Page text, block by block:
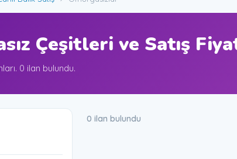
Çeşitleri ve Satış
0 ilan bulundu.
0 ilan bulundu